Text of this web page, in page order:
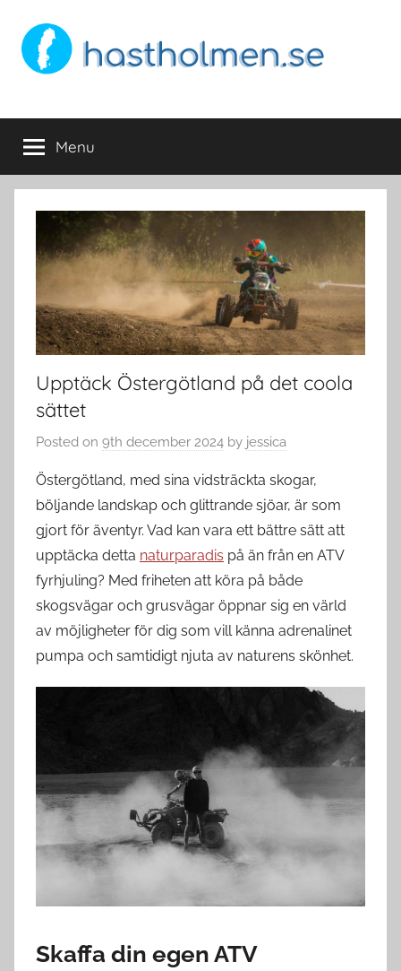
content
Hastholmen.se
Östergötland
som
passar
Menu
Upptäck Östergötland på det coola
sättet
Posted on 9th december 2024 by jessica
Östergötland, med sina vidsträckta skogar,
böljande landskap och glittrande sjöar, är som
gjort för äventyr. Vad kan vara ett bättre sätt att
upptäcka detta naturparadis på än från en ATV
fyrhjuling? Med friheten att köra på både
skogsvägar och grusvägar öppnar sig en värld
av möjligheter för dig som vill känna adrenalinet
pumpa och samtidigt njuta av naturens skönhet.
Skaffa din egen ATV